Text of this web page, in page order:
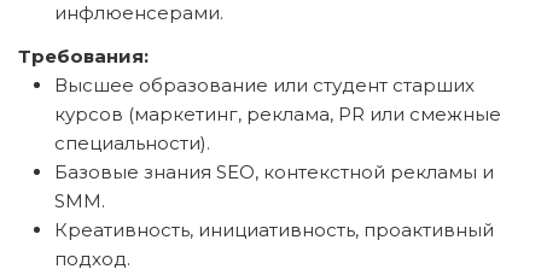
инфлюенсерами.
Требования:
Высшее образование или студент старших
курсов (маркетинг, реклама, PR или смежные
специальности).
Базовые знания SEO, контекстной рекламы и
SMM.
Креативность, инициативность, проактивный
подход.